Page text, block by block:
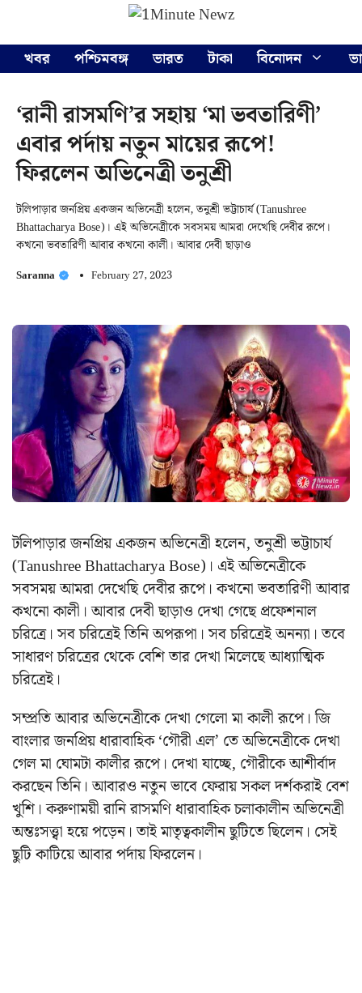
content
খবর
পশ্চিমবঙ্গ ভারত টাকা বিনোদন
‘রানী রাসমণি’র সহায় ‘মা ভবতারিণী’
এবার পর্দায় নতুন মায়ের রূপে!
ফিরলেন অভিনেত্রী তনুশ্রী
টলিপাড়ার জনপ্রিয় একজন অভিনেত্রী হলেন, তনুশ্রী ভট্টাচার্য (Tanushree
Bhattacharya Bose)। এই অভিনেত্রীকে সবসময় আমরা দেখেছি দেবীর রূপে।
কখনো ভবতারিণী আবার কখনো কালী। আবার দেবী ছাড়াও
Saranna February 27, 2023
টলিপাড়ার জনপ্রিয় একজন অভিনেত্রী হলেন, তনুশ্রী ভট্টাচার্য
(Tanushree Bhattacharya Bose)। এই অভিনেত্রীকে
সবসময় আমরা দেখেছি দেবীর রূপে। কখনো ভবতারিণী আবার
কখনো কালী। আবার দেবী ছাড়াও দেখা গেছে প্রফেশনাল
চরিত্রে। সব চরিত্রেই তিনি অপরূপা। সব চরিত্রেই অনন্যা। তবে
সাধারণ চরিত্রের থেকে বেশি তার দেখা মিলেছে আধ্যাত্মিক
চরিত্রেই।
সম্প্রতি আবার অভিনেত্রীকে দেখা গেলো মা কালী রূপে। জি
বাংলার জনপ্রিয় ধারাবাহিক ‘গৌরী এল’ তে অভিনেত্রীকে দেখা
গেল মা ঘোমটা কালীর রূপে। দেখা যাচ্ছে, গৌরীকে আশীর্বাদ
করছেন তিনি। আবারও নতুন ভাবে ফেরায় সকল দর্শকরাই বেশ
খুশি। করুণাময়ী রানি রাসমণি ধারাবাহিক চলাকালীন অভিনেত্রী
অন্তঃসত্ত্বা হয়ে পড়েন। তাই মাতৃত্বকালীন ছুটিতে ছিলেন। সেই
ছুটি কাটিয়ে আবার পর্দায় ফিরলেন।